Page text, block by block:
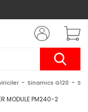
Sinamics G120